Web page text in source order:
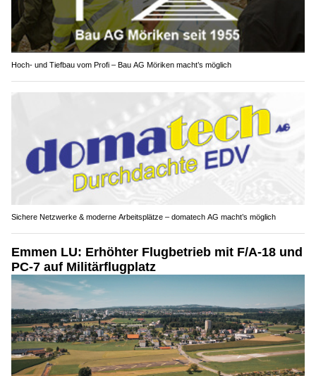
Hoch- und Tiefbau vom Profi – Bau AG Möriken macht’s möglich
Sichere Netzwerke & moderne Arbeitsplätze – domatech AG macht’s möglich
Emmen LU: Erhöhter Flugbetrieb mit F/A-18 und
PC-7 auf Militärflugplatz